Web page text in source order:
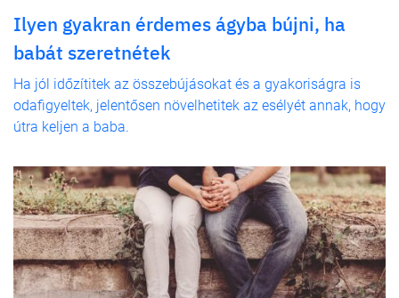
Ilyen gyakran érdemes ágyba bújni, ha
babát szeretnétek
Ha jól időzítitek az összebújásokat és a gyakoriságra is
odafigyeltek, jelentősen növelhetitek az esélyét annak, hogy
útra keljen a baba.